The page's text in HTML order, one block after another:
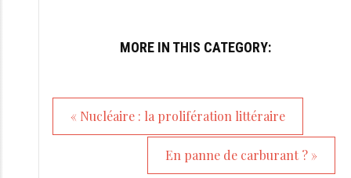
MORE IN THIS CATEGORY:
« Nucléaire : la prolifération littéraire
En panne de carburant ? »